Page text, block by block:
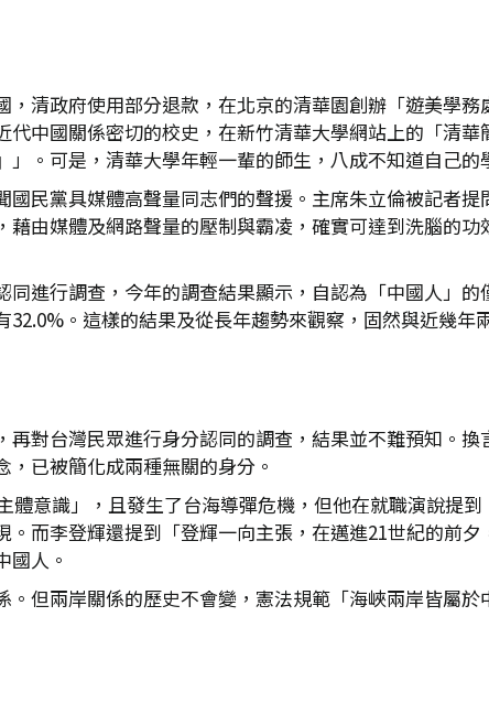
清政府使用部分退款，在北京的清華園創辦「遊美學
中國關係密切的校史，在新竹清華大學網站上的「清
。可是，清華大學年輕一輩的師生，八成不知道自己的
民黨具媒體高聲量同志們的聲援。主席朱立倫被記者
由媒體及網路聲量的壓制與霸凌，確實可達到洗腦的
進行調查，今年的調查結果顯示，自認為「中國人」的
。這樣的結果及從長年趨勢來觀察，固然與近幾年
對台灣民眾進行身分認同的調查，結果並不難預知。換
已被簡化成兩種無關的身分。
意識」，且發生了台海導彈危機，但他在就職演說提
而李登輝還提到「登輝一向主張，在邁進21世紀的前
國人。
但兩岸關係的歷史不會變，憲法規範「海峽兩岸皆屬